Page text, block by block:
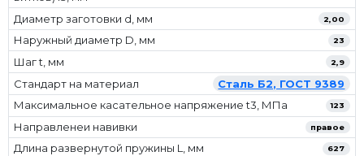
Диаметр заготовки d, мм 2,00
Наружный диаметр D, мм 23
Шаг t, мм 2,9
Стандарт на материал
Сталь Б2, ГОСТ 9389
Максимальное касательное напряжение t3, МПа
123
Направленеи навивки правое
Длина развернутой пружины L, мм 627